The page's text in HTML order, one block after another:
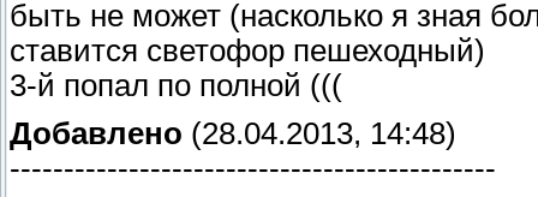
быть не может (насколько я зная
ставится светофор пешеходный)
3-й попал по полной (((
Добавлено (28.04.2013, 14:48)
---------------------------------------------